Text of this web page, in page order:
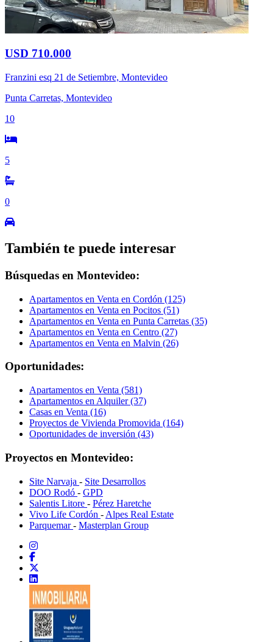
USD 710.000
Franzini esq 21 de Setiembre, Montevideo
Punta Carretas, Montevideo
10
5
0
También te puede interesar
Búsquedas en Montevideo:
Apartamentos en Venta en Cordón (125)
Apartamentos en Venta en Pocitos (51)
Apartamentos en Venta en Punta Carretas (35)
Apartamentos en Venta en Centro (27)
Apartamentos en Venta en Malvin (26)
Oportunidades:
Apartamentos en Venta (581)
Apartamentos en Alquiler (37)
Casas en Venta (16)
Proyectos de Vivienda Promovida (164)
Oportunidades de inversión (43)
Proyectos en Montevideo:
Site Narvaja - Site Desarrollos
DOO Rodó - GPD
Salentis Litore - Pérez Haretche
Vivo Life Cordón - Alpes Real Estate
Parquemar- Masterplan Group